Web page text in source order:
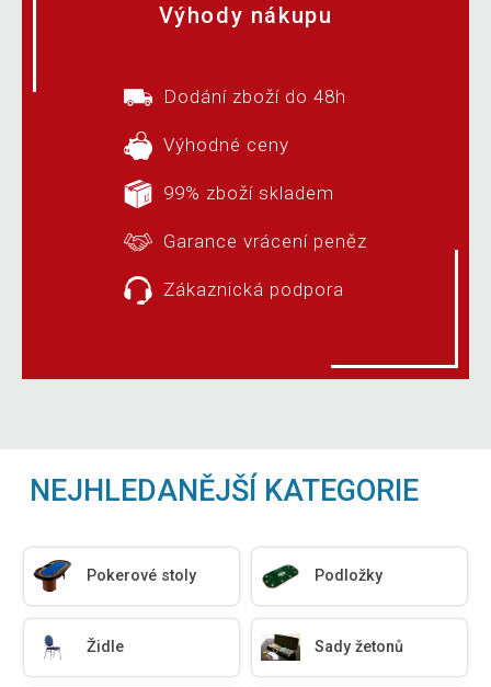
Výhody nákupu
Dodání zboží do 48h
Výhodné ceny
99% zboží skladem
Garance vrácení peněz
Zákaznická podpora
NEJHLEDANĚJŠÍ KATEGORIE
Pokerové stoly Podložky
Židle Sady žetonů